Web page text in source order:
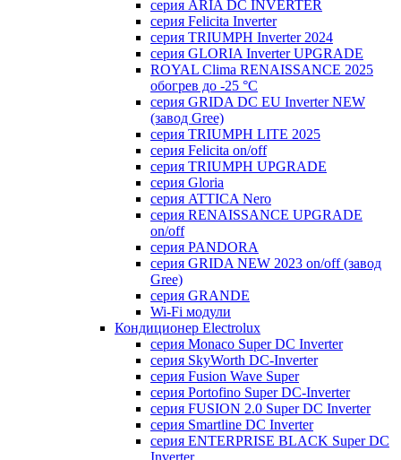
серия ARIA DC INVERTER
серия Felicita Inverter
серия TRIUMPH Inverter 2024
серия GLORIA Inverter UPGRADE
ROYAL Clima RENAISSANCE 2025
обогрев до -25 °С
серия GRIDA DC EU Inverter NEW
(завод Gree)
серия TRIUMPH LITE 2025
серия Felicita on/off
серия TRIUMPH UPGRADE
серия Gloria
серия ATTICA Nero
серия RENAISSANCE UPGRADE
on/off
серия PANDORA
серия GRIDA NEW 2023 on/off (завод
Gree)
серия GRANDE
Wi-Fi модули
Кондиционер Electrolux
серия Monaco Super DC Inverter
серия SkyWorth DC-Inverter
серия Fusion Wave Super
серия Portofino Super DC-Inverter
серия FUSION 2.0 Super DC Іnverter
серия Smartline DC Inverter
серия ENTERPRISE BLACK Super DC
Inverter